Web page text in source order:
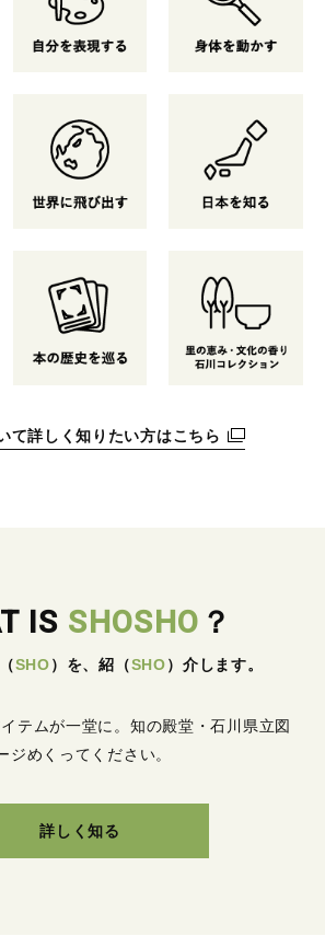
て詳しく知りたい方はこちら
IS SHOSHO ？
（SHO） を、紹 （SHO） 介します。
テムが一堂に。 知の殿堂・石川県立図
ジめくってください。
詳しく知る